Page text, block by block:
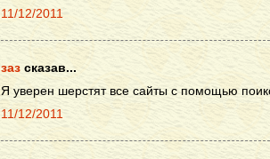
11/12/2011
заз сказав...
Я уверен шерстят все сайты с помощью
11/12/2011